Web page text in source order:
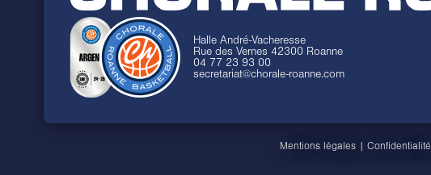
Halle André-Vacheresse
Rue des Vernes 42300 Roanne
04 77 23 93 00
secretariat@chorale-roanne.com
Mentions légales Confidentialité